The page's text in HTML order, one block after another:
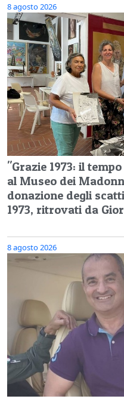
8 agosto 2026
"Grazie 1973: il
al Museo dei
donazione degli
1973, ritrovati da
8 agosto 2026